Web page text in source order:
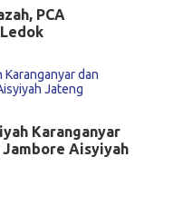
PCA
Karanganyar
Jambore Aisyiyah